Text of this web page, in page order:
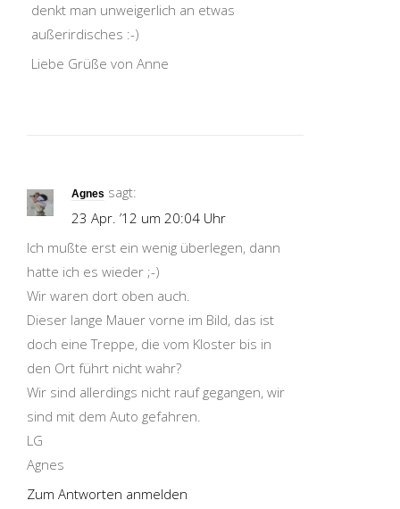
denkt man unweigerlich an etwas
außerirdisches :-)
Liebe Grüße von Anne
Agnes sagt:
23 Apr. ’12 um 20:04 Uhr
Ich mußte erst ein wenig überlegen, dann
hatte ich es wieder ;-)
Wir waren dort oben auch.
Dieser lange Mauer vorne im Bild, das ist
doch eine Treppe, die vom Kloster bis in
den Ort führt nicht wahr?
Wir sind allerdings nicht rauf gegangen, wir
sind mit dem Auto gefahren.
LG
Agnes
Zum Antworten anmelden